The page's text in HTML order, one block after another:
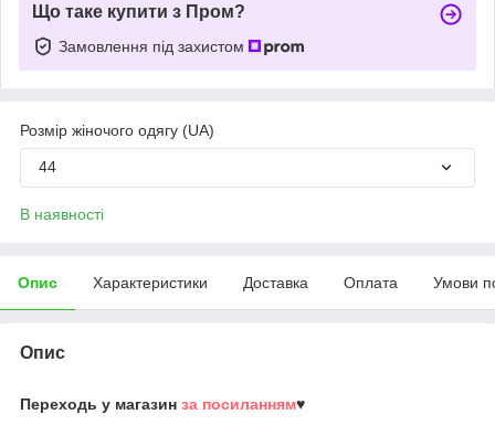
Що таке купити з Пром?
Замовлення під захистом
Розмір жіночого одягу (UA)
44
В наявності
Опис Характеристики Доставка Оплата Умови
Опис
Переходь у магазин за посиланням♥